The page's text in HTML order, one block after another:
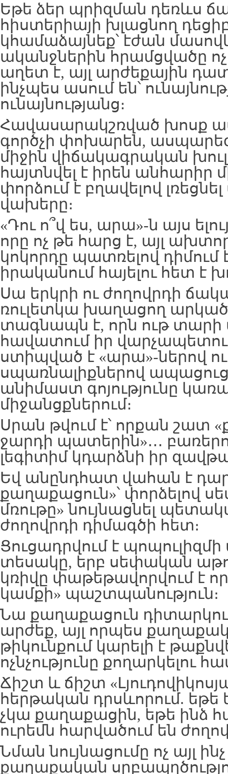
Եթե ձեր պրիզման դեռևս
հիստերիայի խլացնող
կհամաձայնեք՝ էժան
ականջներին հրամցվածը
աղետ է, այլ արժեքային
ինչպես ասում են՝
ունայնությանց։
Հավասարակշռված խոսք
գործչի փոխարեն,
միջին վիճակագրական
հայտնվել է իրեն անհարիր
փորձում է բղավելով
վախերը։
«Դու ո՞վ ես, արա»-ն այս
որը ոչ թե հարց է, այլ
կոկորդը պատռելով դիմում
իրականում հայելու հետ է
Սա երկրի ու ժողովրդի
ռուլետկա խաղացող
տագնապն է, որն ութ տարի
հավատում իր
ստիպված է «արա»-ներով ու
սպառնալիքներով
անիմաստ գոյությունը
միջանցքներում։
Սրան թվում է՝ որքան շատ
ջարդի պատերին»․․․
լեգիտիմ կդարձնի իր
Եվ անընդհատ վահան է
քաղաքացուն»՝ փորձելով
մռութը» նույնացնել
ժողովրդի դիմագծի հետ։
Ցուցադրվում է
տեսակը, երբ սեփական
կռիվը փաթեթավորվում է
կամքի» պաշտպանություն։
Նա քաղաքացուն
արժեք, այլ որպես
թիկունքում կարելի է
ոչնչությունը քողարկելու
Ճիշտ և ճիշտ
հերթական դրսևորում. եթե
չկա քաղաքացին, եթե ինձ
ուրեմն հարվածում են
Նման նույնացումը ոչ այլ
քաղաքական